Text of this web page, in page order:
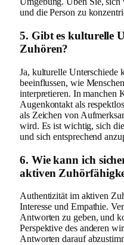
und die Person zu
5. Gibt es kulturelle
Zuhören?
Ja, kulturelle Unterschiede
beeinflussen, wie
interpretieren. In manchen
Augenkontakt als
als Zeichen von
wird. Es ist wichtig, sich
und sich entsprechend
6. Wie kann ich
aktiven
Authentizität im aktiven
Interesse und Empathie.
Antworten zu geben, und
Perspektive des anderen
Antworten darauf